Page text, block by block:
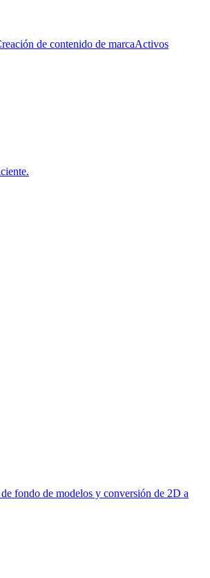
de contenido de marcaActivos
fondo de modelos y conversión de 2D a